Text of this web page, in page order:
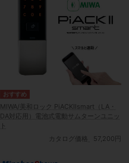
MIWA/美和ロック PiACKⅡsmart（LA・
DA対応用）電池式電動サムターンユニッ
ト
カタログ価格
57,200円